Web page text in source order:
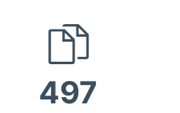
497